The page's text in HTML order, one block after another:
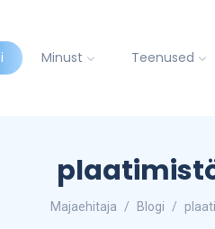
Minust Teenused
Majaehitaja Blogi